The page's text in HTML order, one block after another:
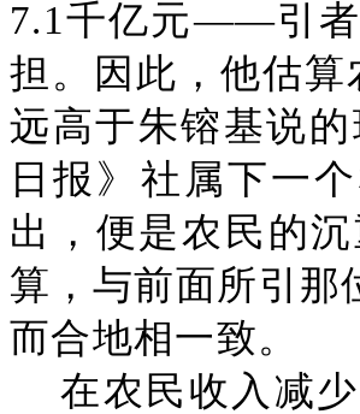
7.1千亿元——引者
担。因此，他估
远高于朱镕基说
日报》社属下一
出，便是农民的
算，与前面所引那
而合地相一致。
在农民收入减